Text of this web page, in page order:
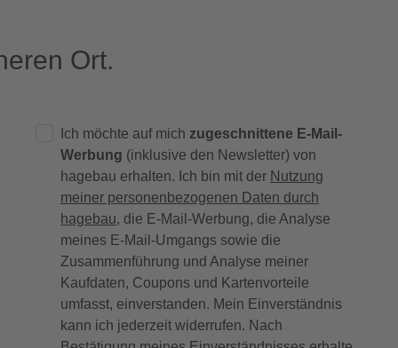
Ort.
Ich möchte auf mich zugeschnittene E-Mail-
Werbung (inklusive den Newsletter) von
hagebau erhalten. Ich bin mit der Nutzung
meiner personenbezogenen Daten durch
hagebau, die E-Mail-Werbung, die Analyse
meines E-Mail-Umgangs sowie die
Zusammenführung und Analyse meiner
Kaufdaten, Coupons und Kartenvorteile
umfasst, einverstanden. Mein Einverständnis
kann ich jederzeit widerrufen. Nach